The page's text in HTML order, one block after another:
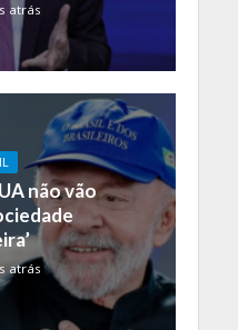
atrás
não vão
atrás